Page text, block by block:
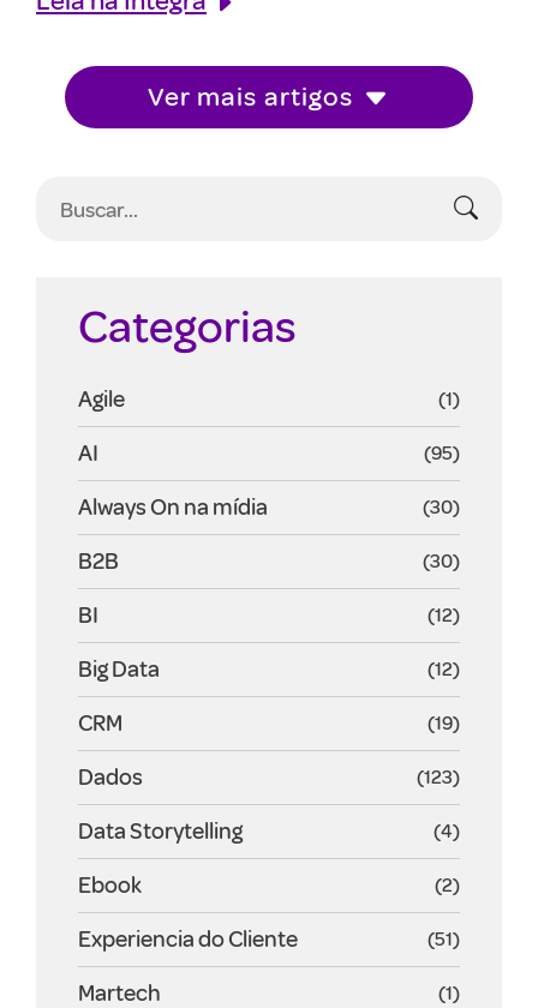
Ver mais artigos
Categorias
Agile (1)
AI (95)
Always On na mídia (30)
B2B (30)
BI (12)
Big Data (12)
CRM (19)
Dados (123)
Data Storytelling (4)
Ebook (2)
Experiencia do Cliente (51)
Martech (1)